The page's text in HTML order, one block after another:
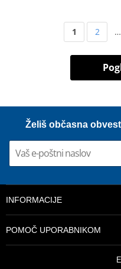
1 2 …
Želiš občasna
INFORMACIJE
POMOČ UPORABNIKOM